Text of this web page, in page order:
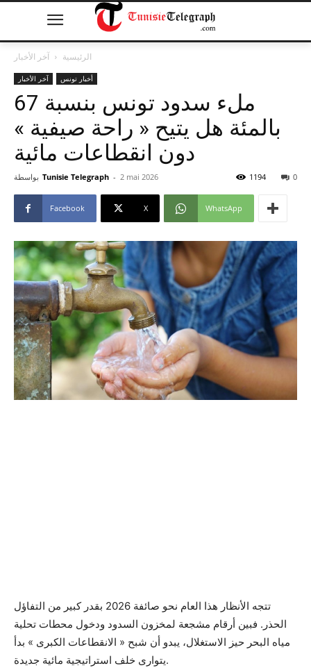
الرئيسية آخر الأخبار
آخر الأخبار أخبار تونس
ملء سدود تونس بنسبة 67
بالمئة هل يتيح « راحة صيفية »
دون انقطاعات مائية
بواسطة Tunisie Telegraph - 2 mai 2026 0
1194
Facebook X WhatsApp
تتجه الأنظار هذا العام نحو صائفة 2026 بقدر كبير من التفاؤل
الحذر. فبين أرقام مشجعة لمخزون السدود ودخول محطات تحلية
مياه البحر حيز الاستغلال، يبدو أن شبح « الانقطاعات الكبرى » بدأ
يتوارى خلف استراتيجية مائية جديدة.